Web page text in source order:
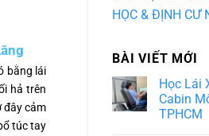
bằng lái
hả trên
đây cảm
túc tay
HỌC & ĐỊNH CƯ
BÀI VIẾT MỚI
Học Lái
Cabin
TPHCM